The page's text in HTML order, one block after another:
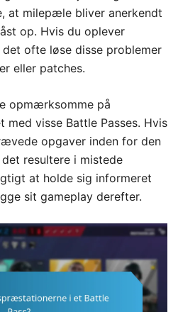
at milepæle bliver anerkendt
op. Hvis du oplever
det ofte løse disse problemer
eller patches.
opmærksomme på
visse Battle Passes. Hvis
opgaver inden for den
resultere i mistede
at holde sig informeret
sit gameplay derefter.